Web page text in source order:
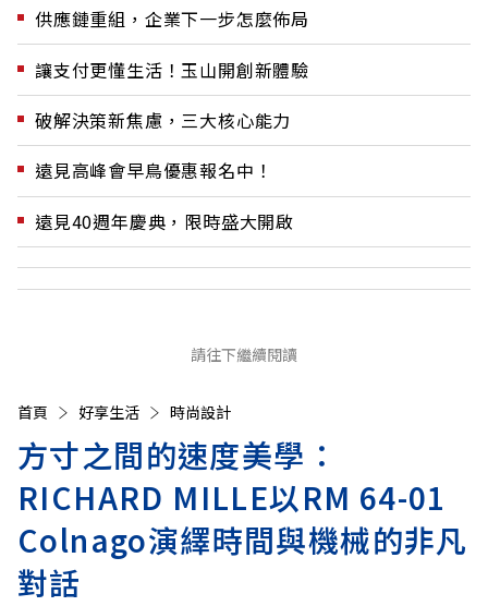
供應鏈重組，企業下一步怎麼佈局
讓支付更懂生活！玉山開創新體驗
破解決策新焦慮，三大核心能力
遠見高峰會早鳥優惠報名中！
遠見40週年慶典，限時盛大開啟
請往下繼續閱讀
首頁 好享生活 時尚設計
方寸之間的速度美學：
RICHARD MILLE以RM 64-01
Colnago演繹時間與機械的非凡
對話